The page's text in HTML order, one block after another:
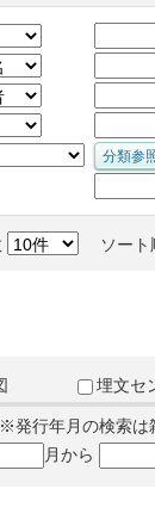
ソート
埋文セ
※発行年月の検索は
月から